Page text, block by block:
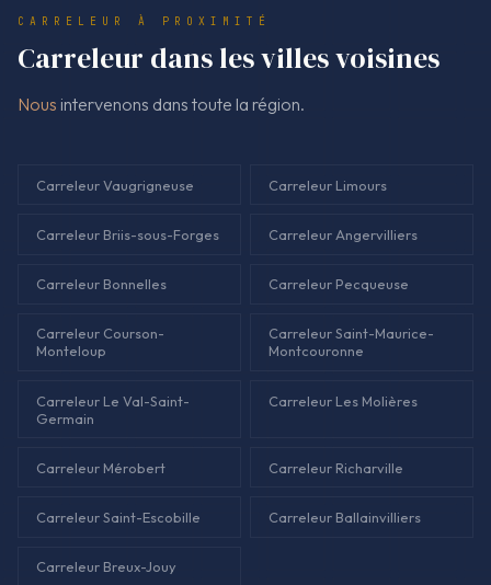
CARRELEUR À PROXIMITÉ
Carreleur dans les villes voisines
Nous intervenons dans toute la région.
Carreleur Vaugrigneuse Carreleur Limours
Carreleur Briis-sous-Forges Carreleur Angervilliers
Carreleur Bonnelles Carreleur Pecqueuse
Carreleur Courson-
Monteloup
Carreleur Saint-Maurice-
Montcouronne
Carreleur Le Val-Saint-
Germain
Carreleur Les Molières
Carreleur Mérobert Carreleur Richarville
Carreleur Saint-Escobille Carreleur Ballainvilliers
Carreleur Breux-Jouy